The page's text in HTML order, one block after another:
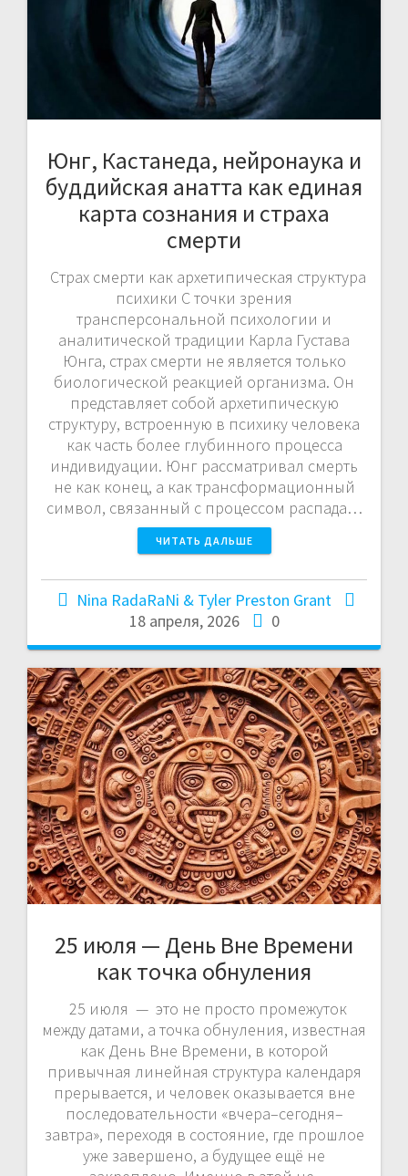
Юнг, Кастанеда, нейронаука и
буддийская анатта как единая
карта сознания и страха
смерти
Страх смерти как архетипическая структура
психики С точки зрения
трансперсональной психологии и
аналитической традиции Карла Густава
Юнга, страх смерти не является только
биологической реакцией организма. Он
представляет собой архетипическую
структуру, встроенную в психику человека
как часть более глубинного процесса
индивидуации. Юнг рассматривал смерть
не как конец, а как трансформационный
символ, связанный с процессом распада…
ЧИТАТЬ ДАЛЬШЕ
Nina RadaRaNi & Tyler Preston Grant
18 апреля, 2026
0
25 июля — День Вне Времени
как точка обнуления
25 июля — это не просто промежуток
между датами, а точка обнуления, известная
как День Вне Времени, в которой
привычная линейная структура календаря
прерывается, и человек оказывается вне
последовательности «вчера–сегодня–
завтра», переходя в состояние, где прошлое
уже завершено, а будущее ещё не